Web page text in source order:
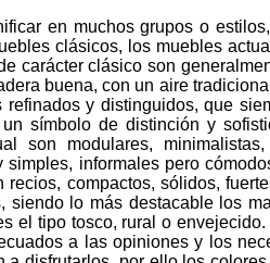
en muchos grupos o
clásicos, los muebles
carácter clásico son
buena, con un aire
y distinguidos, que
símbolo de distinción y
son modulares,
simples, informales pero
compactos, sólidos,
siendo lo más destacable los
el tipo tosco, rural o
a las opiniones y los